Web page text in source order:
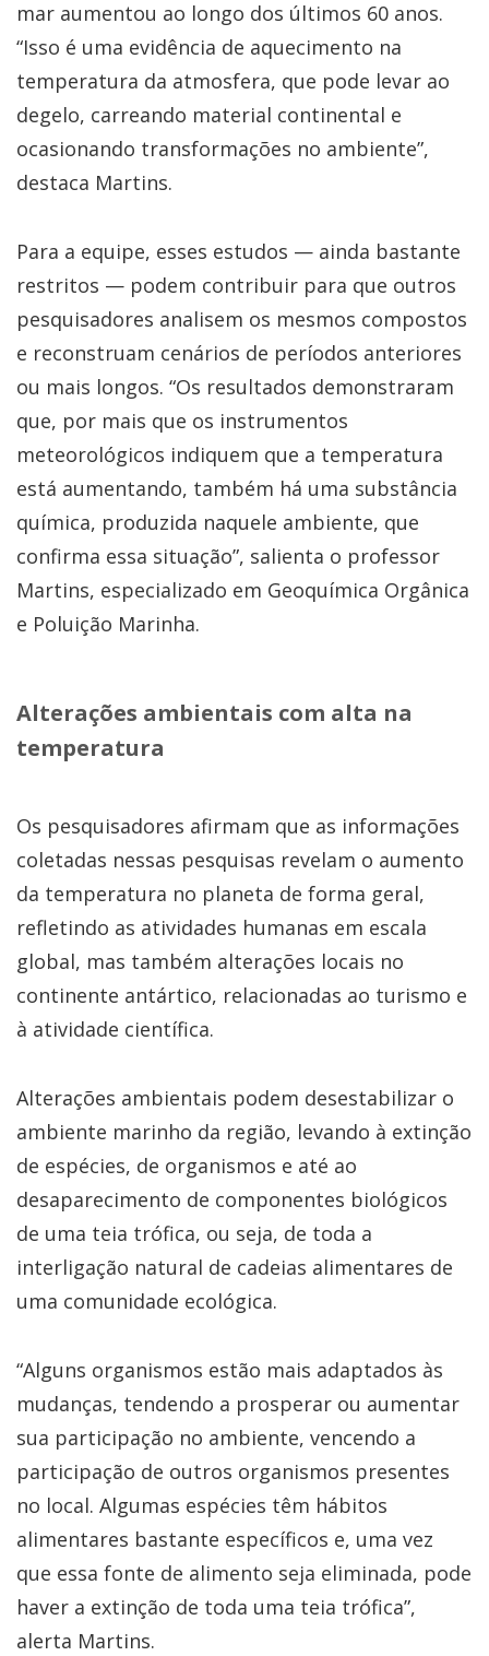
mar aumentou ao longo dos últimos 60 anos.
“Isso é uma evidência de aquecimento na
temperatura da atmosfera, que pode levar ao
degelo, carreando material continental e
ocasionando transformações no ambiente”,
destaca Martins.
Para a equipe, esses estudos — ainda bastante
restritos — podem contribuir para que outros
pesquisadores analisem os mesmos compostos
e reconstruam cenários de períodos anteriores
ou mais longos. “Os resultados demonstraram
que, por mais que os instrumentos
meteorológicos indiquem que a temperatura
está aumentando, também há uma substância
química, produzida naquele ambiente, que
confirma essa situação”, salienta o professor
Martins, especializado em Geoquímica Orgânica
e Poluição Marinha.
Alterações ambientais com alta na
temperatura
Os pesquisadores afirmam que as informações
coletadas nessas pesquisas revelam o aumento
da temperatura no planeta de forma geral,
refletindo as atividades humanas em escala
global, mas também alterações locais no
continente antártico, relacionadas ao turismo e
à atividade científica.
Alterações ambientais podem desestabilizar o
ambiente marinho da região, levando à extinção
de espécies, de organismos e até ao
desaparecimento de componentes biológicos
de uma teia trófica, ou seja, de toda a
interligação natural de cadeias alimentares de
uma comunidade ecológica.
“Alguns organismos estão mais adaptados às
mudanças, tendendo a prosperar ou aumentar
sua participação no ambiente, vencendo a
participação de outros organismos presentes
no local. Algumas espécies têm hábitos
alimentares bastante específicos e, uma vez
que essa fonte de alimento seja eliminada, pode
haver a extinção de toda uma teia trófica”,
alerta Martins.